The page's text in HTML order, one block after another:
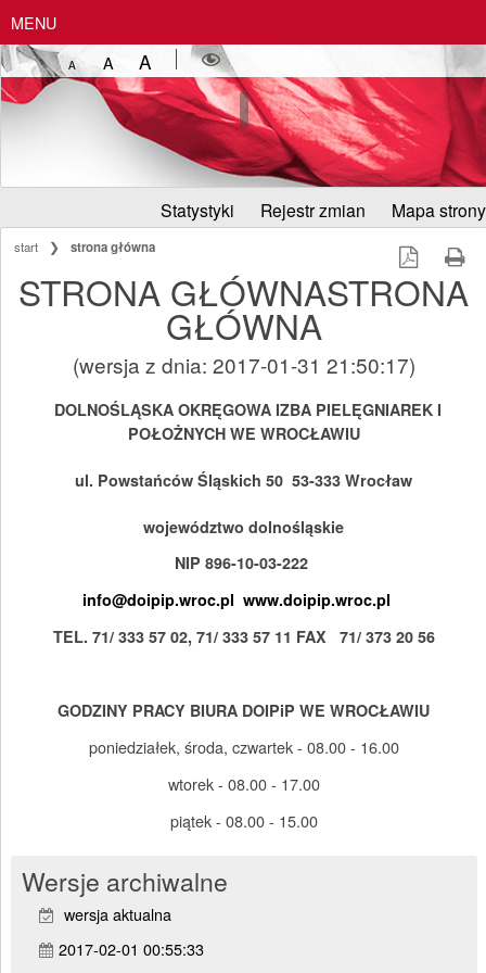
MENU
A A A
Statystyki Rejestr zmian Mapa strony
start ❯ strona główna
STRONA GŁÓWNASTRONA
GŁÓWNA
(wersja z dnia: 2017-01-31 21:50:17)
DOLNOŚLĄSKA OKRĘGOWA IZBA PIELĘGNIAREK I
POŁOŻNYCH WE WROCŁAWIU
ul. Powstańców Śląskich 5053-333 Wrocław
województwo dolnośląskie
NIP 896-10-03-222
info@doipip.wroc.pl www.doipip.wroc.pl
TEL. 71/ 333 57 02, 71/ 333 57 11 FAX 71/ 373 20 56
GODZINY PRACY BIURA DOIPiP WE WROCŁAWIU
poniedziałek, środa, czwartek - 08.00 - 16.00
wtorek - 08.00 - 17.00
piątek - 08.00 - 15.00
Wersje archiwalne
wersja aktualna
2017-02-01 00:55:33